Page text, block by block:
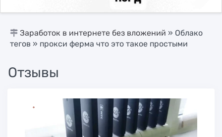
Заработок в интернете без вложений » Облако
тегов » прокси ферма что это такое простыми
Отзывы